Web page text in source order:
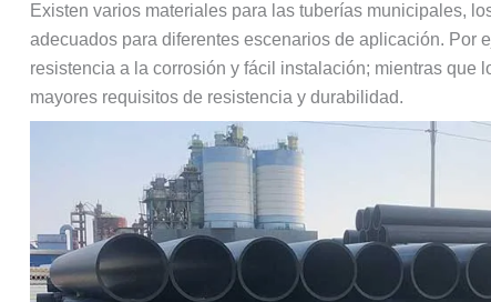
Existen varios materiales para las tuberías municipales,
adecuados para diferentes escenarios de aplicación. Por
resistencia a la corrosión y fácil instalación; mientras que
mayores requisitos de resistencia y durabilidad.